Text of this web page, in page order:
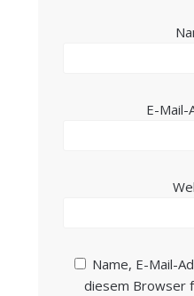
E-Mail-
Name, E-Mail-
diesem Browser